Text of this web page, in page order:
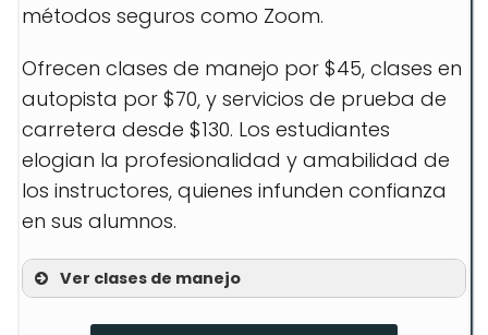
métodos seguros como Zoom.
Ofrecen clases de manejo por $45, clases en
autopista por $70, y servicios de prueba de
carretera desde $130. Los estudiantes
elogian la profesionalidad y amabilidad de
los instructores, quienes infunden confianza
en sus alumnos.
Ver clases de manejo